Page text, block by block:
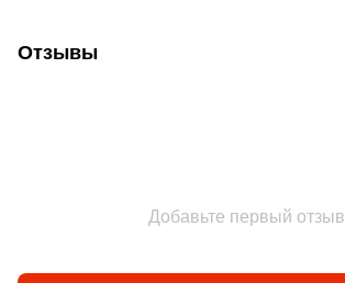
Отзывы
Добавьте первый отзыв